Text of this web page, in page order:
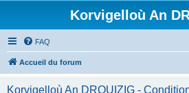
Korvigelloù An
FAQ
Accueil du forum
Korvigelloù An DROUIZIG -